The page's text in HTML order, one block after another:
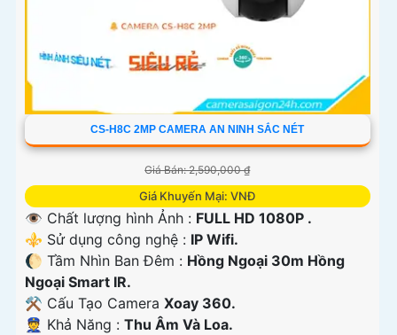
CS-H8C 2MP CAMERA AN NINH SẮC NÉT
Giá Bán: 2,590,000 ₫
Giá Khuyến Mại: VNĐ
👁 Chất lượng hình Ảnh : FULL HD 1080P .
⚜️ Sử dụng công nghệ : IP Wifi.
🌔 Tầm Nhìn Ban Đêm : Hồng Ngoại 30m Hồng
Ngoại Smart IR.
⚒ Cấu Tạo Camera Xoay 360.
️👮 Khả Năng : Thu Âm Và Loa.